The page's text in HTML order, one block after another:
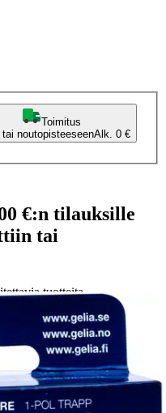
Toimitus
tai noutopisteeseenAlk. 0 €
€:n tilauksille
tai
tuotteita.